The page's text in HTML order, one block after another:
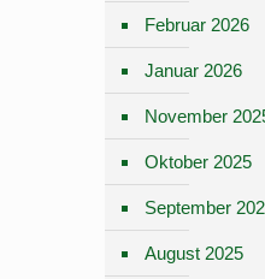
Februar 2026
Januar 2026
November
Oktober 2025
September
August 2025